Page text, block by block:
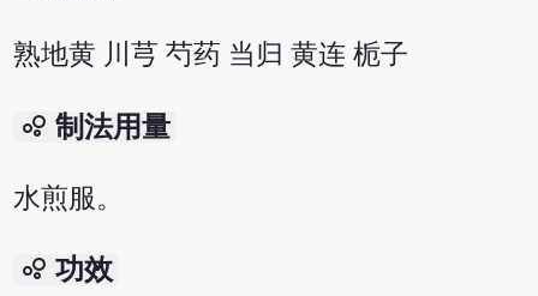
熟地黄 川芎 芍药 当归 黄连 栀子
bubble_chart 制法用量
水煎服。
bubble_chart 功效